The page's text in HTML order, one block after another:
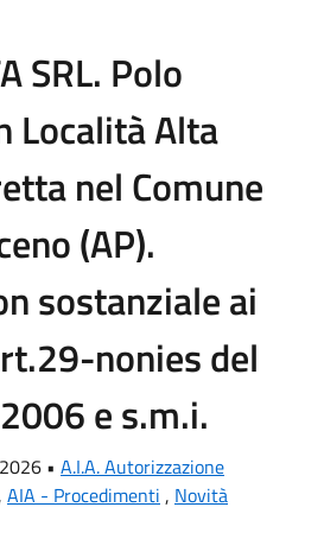
SRL. Polo
Località Alta
nel Comune
(AP).
sostanziale ai
nonies del
e s.m.i.
• A.I.A. Autorizzazione
AIA - Procedimenti , Novità